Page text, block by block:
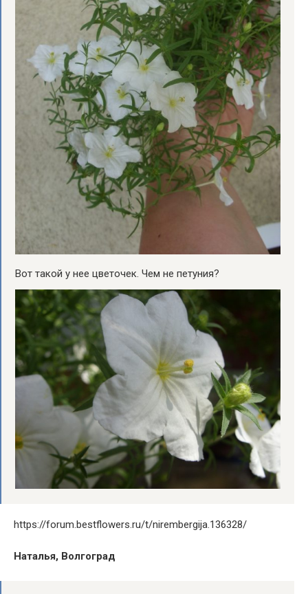
Вот такой у нее цветочек. Чем не петуния?
https://forum.bestflowers.ru/t/nirembergija.136328/
Наталья, Волгоград